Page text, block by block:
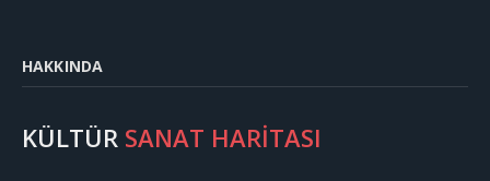
HAKKINDA
KÜLTÜR SANAT HARİTASI